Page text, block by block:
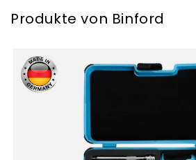
Produkte von Binford